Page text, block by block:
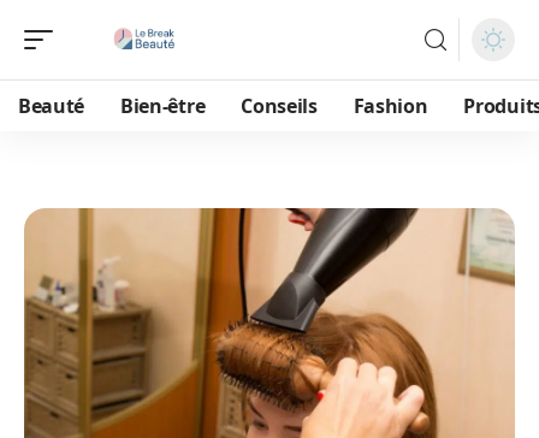
Beauté Bien-être Conseils Fashion